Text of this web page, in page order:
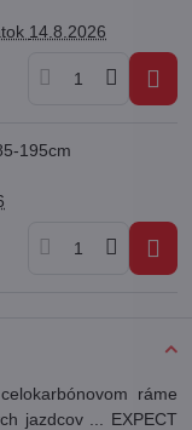
14.8.2026
195cm
ráme
jazdcov ... EXPECT